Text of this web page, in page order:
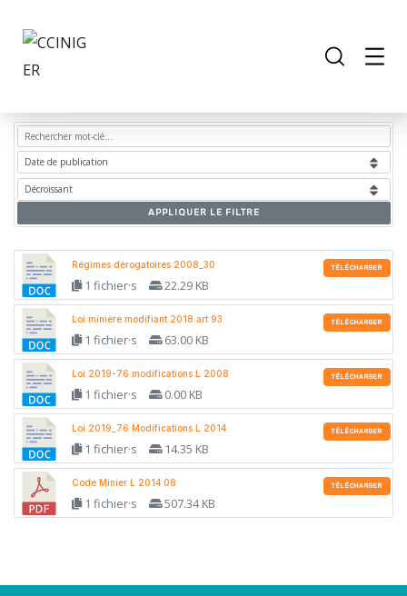
APPLIQUER LE FILTRE
Régimes dérogatoires 2008_30
1 fichier·s 22.29 KB
TÉLÉCHARGER
Loi minière modifiant 2018 art 93
1 fichier·s 63.00 KB
TÉLÉCHARGER
Loi 2019-76 modifications L 2008
1 fichier·s 0.00 KB
TÉLÉCHARGER
Loi 2019_76 Modifications L 2014
1 fichier·s 14.35 KB
TÉLÉCHARGER
Code Minier L 2014 08
1 fichier·s 507.34 KB
TÉLÉCHARGER